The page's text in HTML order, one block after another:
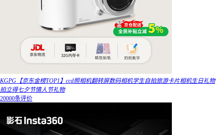
KGPG【京东金榜TOP1】ccd照相机翻转屏数码相机学生自拍旅游卡片相机生日礼物
拍立得七夕节情人节礼物
20000条评价